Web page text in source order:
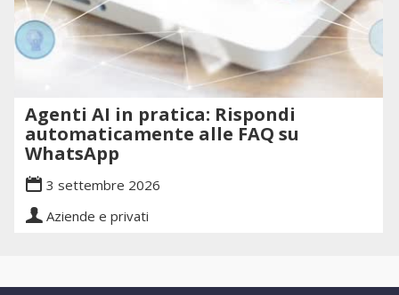
Agenti AI in pratica: Rispondi
automaticamente alle FAQ su
WhatsApp
3 settembre 2026
Aziende e privati